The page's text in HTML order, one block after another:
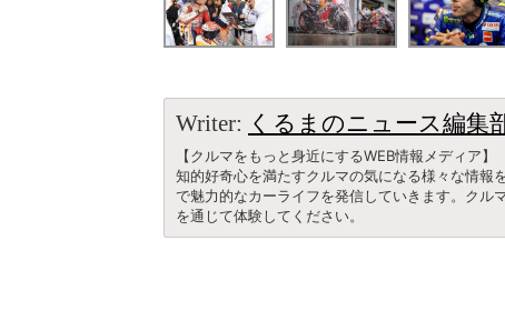
Writer: くるまのニュース編集
【クルマをもっと身近にするWEB情報メディア】
知的好奇心を満たすクルマの気になる様々な情報
で魅力的なカーライフを発信していきます。クル
を通じて体験してください。